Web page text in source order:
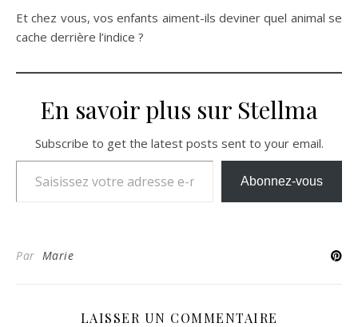
Et chez vous, vos enfants aiment-ils deviner quel animal se
cache derrière l’indice ?
En savoir plus sur Stellma
Subscribe to get the latest posts sent to your email.
Saisissez votre adresse e-mail…
Abonnez-vous
Par Marie
LAISSER UN COMMENTAIRE